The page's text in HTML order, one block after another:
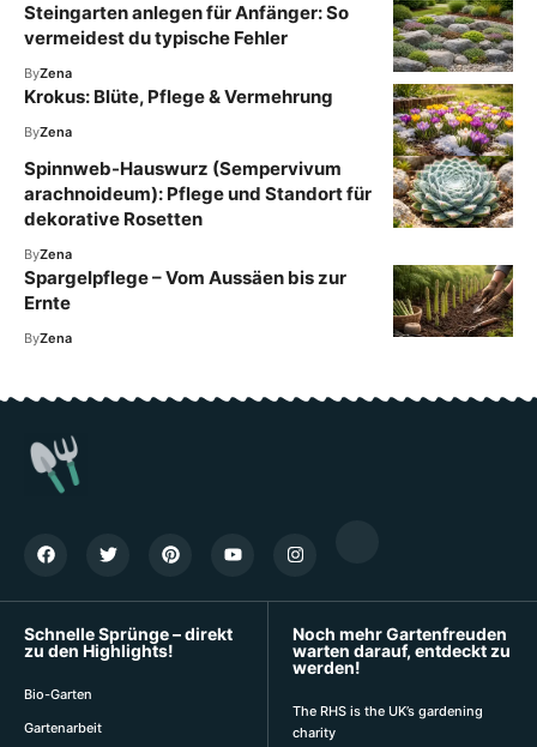
Steingarten anlegen für Anfänger: So
vermeidest du typische Fehler
ByZena
Krokus: Blüte, Pflege & Vermehrung
ByZena
Spinnweb-Hauswurz (Sempervivum
arachnoideum): Pflege und Standort für
dekorative Rosetten
ByZena
Spargelpflege – Vom Aussäen bis zur
Ernte
ByZena
Schnelle Sprünge – direkt
zu den Highlights!
Bio-Garten
Gartenarbeit
Noch mehr Gartenfreuden
warten darauf, entdeckt zu
werden!
The RHS is the UK’s gardening
charity